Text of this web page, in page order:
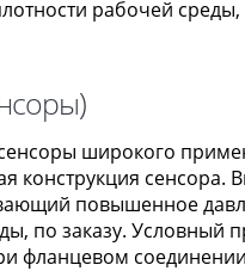
рабочей
широкого
конструкция сенсора.
повышенное
по заказу. Условный
фланцевом